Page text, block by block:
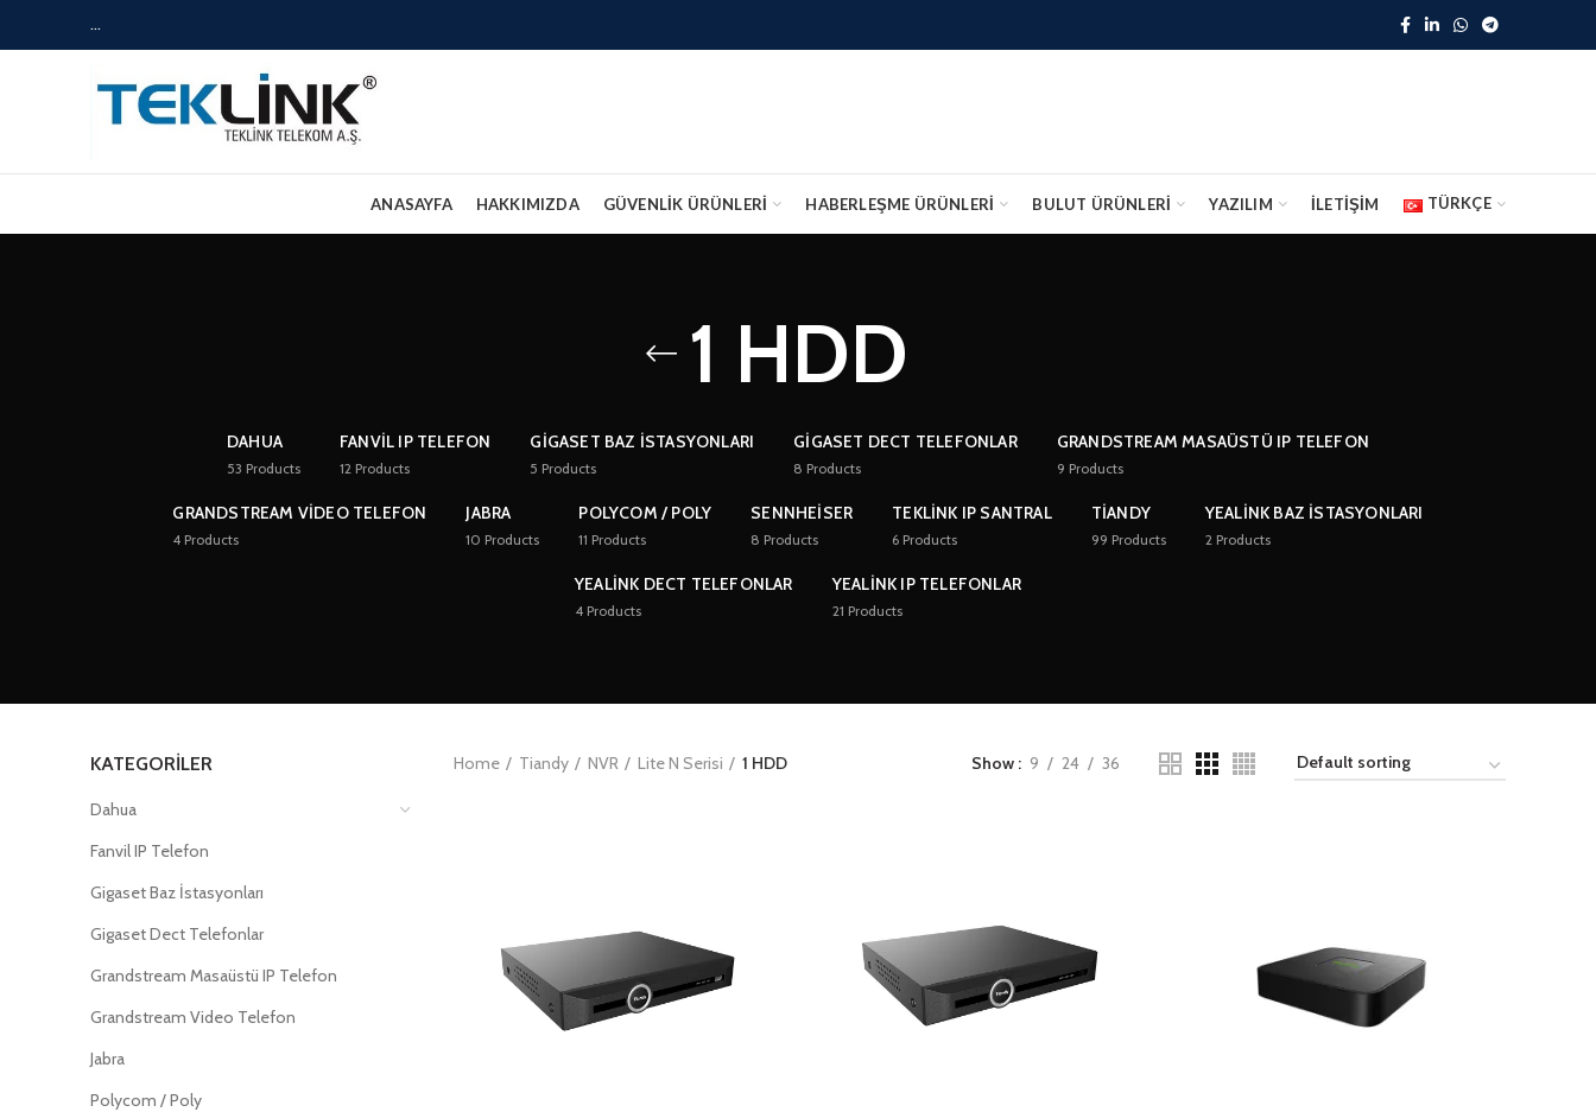
...
ANASAYFA HAKKIMIZDA GÜVENLIK ÜRÜNLERİ HABERLEŞME ÜRÜNLERİ BULUT ÜRÜNLERİ YAZILIM İLETİŞİM TÜRKÇE
1 HDD
DAHUA
53 Products
FANVIL IP TELEFON
12 Products
GIGASET BAZ İSTASYONLARI
5 Products
GIGASET DECT TELEFONLAR
8 Products
GRANDSTREAM MASAÜSTÜ IP TELEFON
9 Products
GRANDSTREAM VIDEO TELEFON
4 Products
JABRA
10 Products
POLYCOM / POLY
11 Products
SENNHEISER
8 Products
TEKLINK IP SANTRAL
6 Products
TIANDY
99 Products
YEALINK BAZ İSTASYONLARI
2 Products
YEALINK DECT TELEFONLAR
4 Products
YEALINK IP TELEFONLAR
21 Products
KATEGORILER
Dahua
Fanvil IP Telefon
Gigaset Baz İstasyonları
Gigaset Dect Telefonlar
Grandstream Masaüstü IP Telefon
Grandstream Video Telefon
Jabra
Polycom / Poly
Home Tiandy NVR Lite N Serisi 1 HDD Show 9 24 36